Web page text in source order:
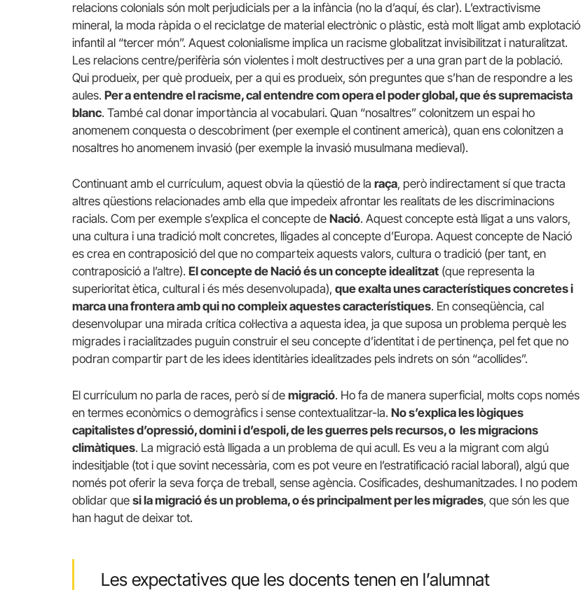
relacions colonials són molt perjudicials per a la infància (no la d’aquí, és clar). L’extractivisme
mineral, la moda ràpida o el reciclatge de material electrònic o plàstic, està molt lligat amb explotació
infantil al “tercer món”. Aquest colonialisme implica un racisme globalitzat invisibilitzat i naturalitzat.
Les relacions centre/perifèria són violentes i molt destructives per a una gran part de la població.
Qui produeix, per què produeix, per a qui es produeix, són preguntes que s’han de respondre a les
aules. Per a entendre el racisme, cal entendre com opera el poder global, que és supremacista
blanc. També cal donar importància al vocabulari. Quan “nosaltres” colonitzem un espai ho
anomenem conquesta o descobriment (per exemple el continent americà), quan ens colonitzen a
nosaltres ho anomenem invasió (per exemple la invasió musulmana medieval).
Continuant amb el currículum, aquest obvia la qüestió de la raça, però indirectament sí que tracta
altres qüestions relacionades amb ella que impedeix afrontar les realitats de les discriminacions
racials. Com per exemple s’explica el concepte de Nació. Aquest concepte està lligat a uns valors,
una cultura i una tradició molt concretes, lligades al concepte d’Europa. Aquest concepte de Nació
es crea en contraposició del que no comparteix aquests valors, cultura o tradició (per tant, en
contraposició a l’altre). El concepte de Nació és un concepte idealitzat (que representa la
superioritat ètica, cultural i és més desenvolupada), que exalta unes característiques concretes i
marca una frontera amb qui no compleix aquestes característiques. En conseqüència, cal
desenvolupar una mirada crítica col·lectiva a aquesta idea, ja que suposa un problema perquè les
migrades i racialitzades puguin construir el seu concepte d’identitat i de pertinença, pel fet que no
podran compartir part de les idees identitàries idealitzades pels indrets on són “acollides”.
El currículum no parla de races, però sí de migració. Ho fa de manera superficial, molts cops només
en termes econòmics o demogràfics i sense contextualitzar-la. No s’explica les lògiques
capitalistes d’opressió, domini i d’espoli, de les guerres pels recursos, o les migracions
climàtiques. La migració està lligada a un problema de qui acull. Es veu a la migrant com algú
indesitjable (tot i que sovint necessària, com es pot veure en l’estratificació racial laboral), algú que
només pot oferir la seva força de treball, sense agència. Cosificades, deshumanitzades. I no podem
oblidar que si la migració és un problema, o és principalment per les migrades, que són les que
han hagut de deixar tot.
Les expectatives que les docents tenen en l’alumnat